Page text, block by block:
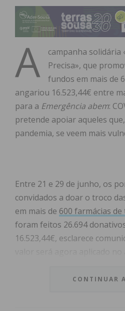
A
campanha solidária
Precisa», que
fundos em mais de
angariou 16.523,44€ entre
para a Emergência abem:
pretende apoiar aqueles
pandemia, se veem mais
Entre 21 e 29 de junho, os
convidados a doar o troco
em mais de 600 farmácias
foram feitos 26.694
16.523,44€, esclarece
lhes o acesso aCONTINUAR